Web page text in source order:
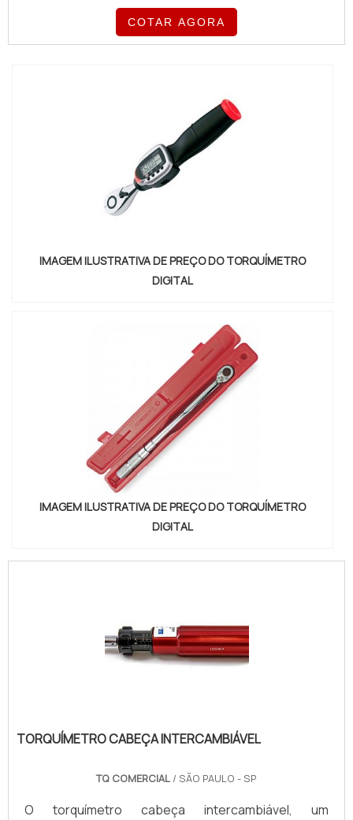
os diferentes segmentos industriais, principalmente
pela possibilidade de contar com um equipamento
de alta precisão, que adquire o sinal de carga dos
COTAR AGORA
IMAGEM ILUSTRATIVA DE PREÇO DO TORQUÍMETRO
DIGITAL
IMAGEM ILUSTRATIVA DE PREÇO DO TORQUÍMETRO
DIGITAL
TORQUÍMETRO CABEÇA INTERCAMBIÁVEL
TQ COMERCIAL / SÃO PAULO - SP
O torquímetro cabeça intercambiável, um